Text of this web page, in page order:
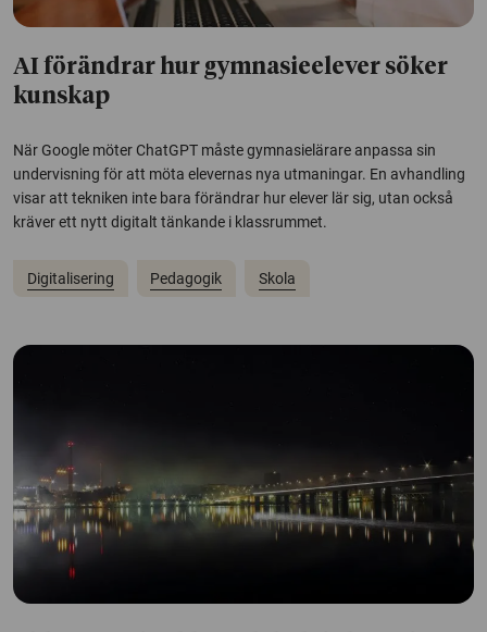
AI förändrar hur gymnasieelever söker
kunskap
När Google möter ChatGPT måste gymnasielärare anpassa sin
undervisning för att möta elevernas nya utmaningar. En avhandling
visar att tekniken inte bara förändrar hur elever lär sig, utan också
kräver ett nytt digitalt tänkande i klassrummet.
Digitalisering Pedagogik Skola